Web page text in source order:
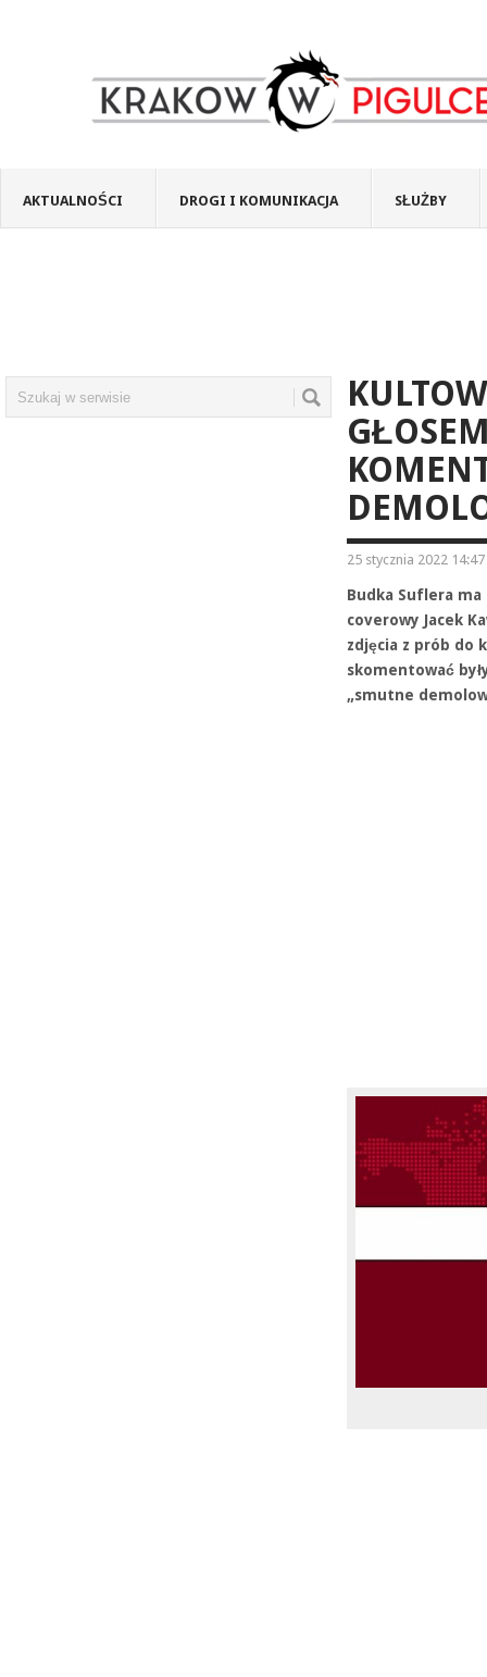
AKTUALNOŚCI DROGI I KOMUNIKACJA SŁUŻBY
25 stycznia 2022 14:47
Budka Suflera
coverowy Jacek
zdjęcia z prób do
skomentować
„smutne